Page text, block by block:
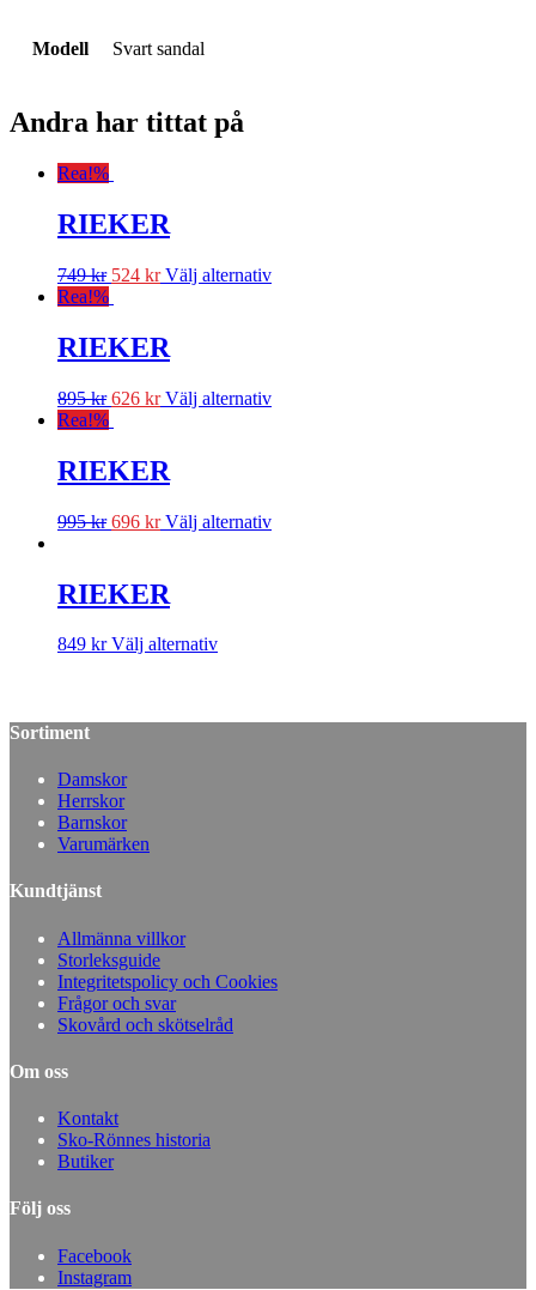
Modell Svart sandal
Andra har tittat på
Rea!%
RIEKER
749kr 524 kr Välj alternativ
Rea!%
RIEKER
895kr 626 kr Välj alternativ
Rea!%
RIEKER
995kr 696 kr Välj alternativ
RIEKER
849 kr Välj alternativ
Sortiment
Damskor
Herrskor
Barnskor
Varumärken
Kundtjänst
Allmänna villkor
Storleksguide
Integritetspolicy och Cookies
Frågor och svar
Skovård och skötselråd
Om oss
Kontakt
Sko-Rönnes historia
Butiker
Följ oss
Facebook
Instagram